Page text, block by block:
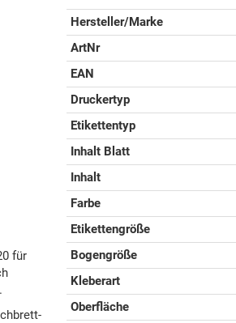
für
Hersteller/Marke
ArtNr
EAN
Druckertyp
Etikettentyp
Inhalt Blatt
Inhalt
Farbe
Etikettengröße
Bogengröße
Kleberart
Oberfläche